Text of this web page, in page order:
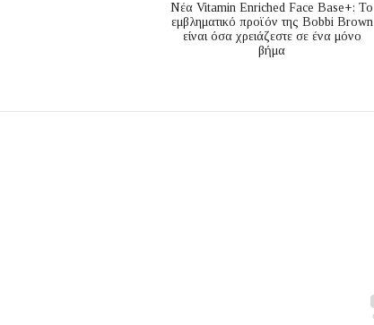
Nέα Vitamin Enriched Face Base+: Το
εμβληματικό προϊόν της Bobbi Brown
είναι όσα χρειάζεστε σε ένα μόνο
βήμα